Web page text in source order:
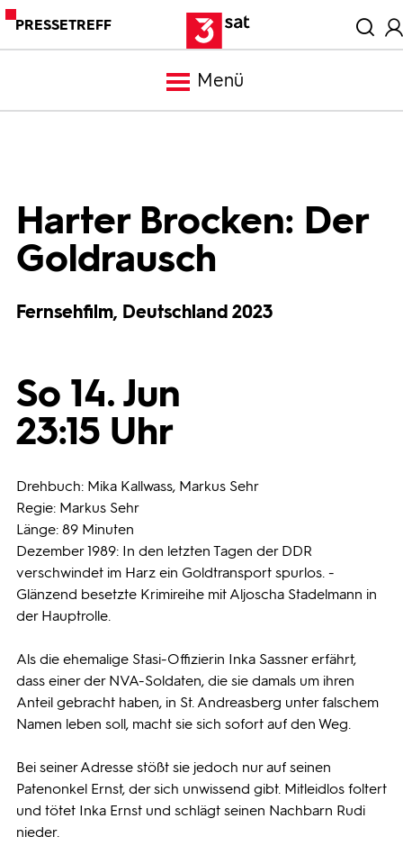
PRESSETREFF
Menü
Mediathek
Trailer
Programmwochen
3sat
Harter Brocken: Der
Goldrausch
Fernsehfilm, Deutschland 2023
So 14. Jun
23:15 Uhr
Drehbuch: Mika Kallwass, Markus Sehr
Regie: Markus Sehr
Länge: 89 Minuten
Dezember 1989: In den letzten Tagen der DDR
verschwindet im Harz ein Goldtransport spurlos. -
Glänzend besetzte Krimireihe mit Aljoscha Stadelmann in
der Hauptrolle.
Als die ehemalige Stasi-Offizierin Inka Sassner erfährt,
dass einer der NVA-Soldaten, die sie damals um ihren
Anteil gebracht haben, in St. Andreasberg unter falschem
Namen leben soll, macht sie sich sofort auf den Weg.
Bei seiner Adresse stößt sie jedoch nur auf seinen
Patenonkel Ernst, der sich unwissend gibt. Mitleidlos foltert
und tötet Inka Ernst und schlägt seinen Nachbarn Rudi
nieder.